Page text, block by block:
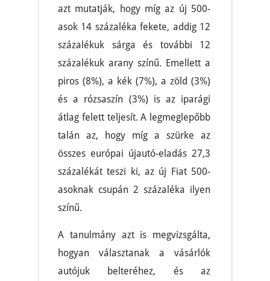
azt mutatják, hogy míg az új 500-
asok 14 százaléka fekete, addig 12
százalékuk sárga és további 12
százalékuk arany színű. Emellett a
piros (8%), a kék (7%), a zöld (3%)
és a rózsaszín (3%) is az iparági
átlag felett teljesít. A legmeglepőbb
talán az, hogy míg a szürke az
összes európai újautó-eladás 27,3
százalékát teszi ki, az új Fiat 500-
asoknak csupán 2 százaléka ilyen
színű.
A tanulmány azt is megvizsgálta,
hogyan választanak a vásárlók
autójuk belteréhez, és az